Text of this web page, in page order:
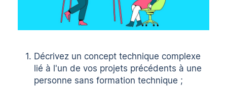
Décrivez un concept technique complexe
lié à l'un de vos projets précédents à une
personne sans formation technique ;